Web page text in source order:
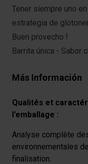
Tener siempre uno
estrategia de
Buen provecho !
Barrita única - Sabor
Más Información
Qualités et
l’emballage :
Analyse complète
environnementales
finalisation.